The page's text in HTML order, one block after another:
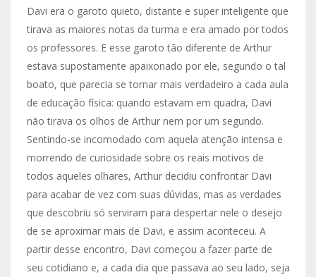
Davi era o garoto quieto, distante e super inteligente que
tirava as maiores notas da turma e era amado por todos
os professores. E esse garoto tão diferente de Arthur
estava supostamente apaixonado por ele, segundo o tal
boato, que parecia se tornar mais verdadeiro a cada aula
de educação física: quando estavam em quadra, Davi
não tirava os olhos de Arthur nem por um segundo.
Sentindo-se incomodado com aquela atenção intensa e
morrendo de curiosidade sobre os reais motivos de
todos aqueles olhares, Arthur decidiu confrontar Davi
para acabar de vez com suas dúvidas, mas as verdades
que descobriu só serviram para despertar nele o desejo
de se aproximar mais de Davi, e assim aconteceu. A
partir desse encontro, Davi começou a fazer parte de
seu cotidiano e, a cada dia que passava ao seu lado, seja